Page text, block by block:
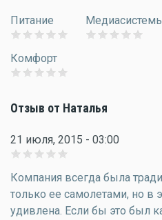
Питание
Комфорт
Отзыв от Наталья
21 июля, 2015 - 03:00
Компания всегда была
только ее самолетами, но в
удивлена. Если бы это был